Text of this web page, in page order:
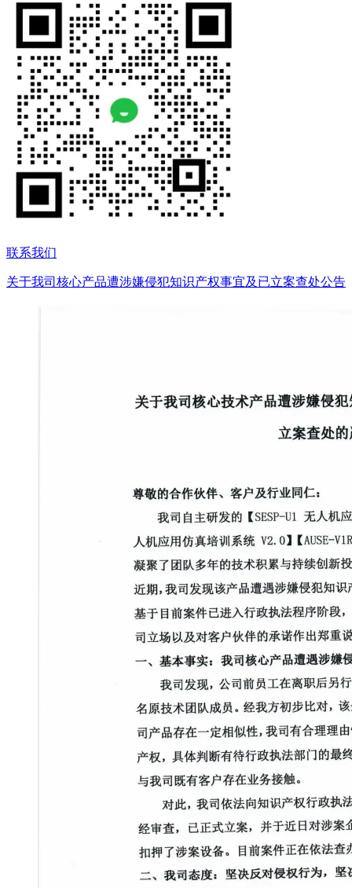
联系我们
关于我司核心产品遭涉嫌侵犯知识产权事宜及已立案查处公告